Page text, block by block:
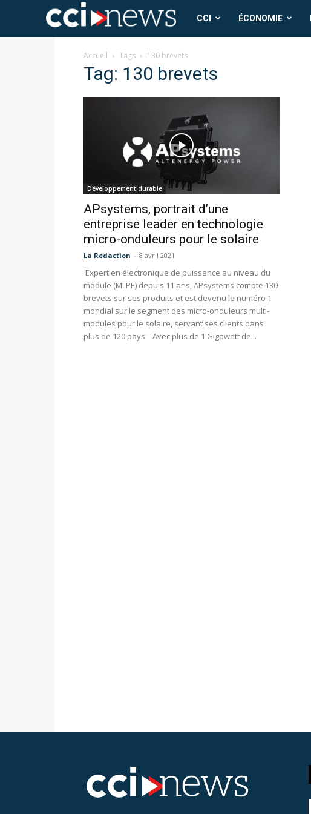
CCICCI ÉCONOMIE
Accueil Tags 130 brevets
Tag: 130 brevets
Développement durable
APsystems, portrait d’une
entreprise leader en technologie
micro-onduleurs pour le solaire
La Redaction - 8 avril 2021
Expert en électronique de puissance au niveau du
module (MLPE) depuis 11 ans, APsystems compte 130
brevets sur ses produits et est devenu le numéro 1
mondial sur le segment des micro-onduleurs multi-
modules pour le solaire, servant ses clients dans
plus de 120 pays. Avec plus de 1 Gigawatt de...